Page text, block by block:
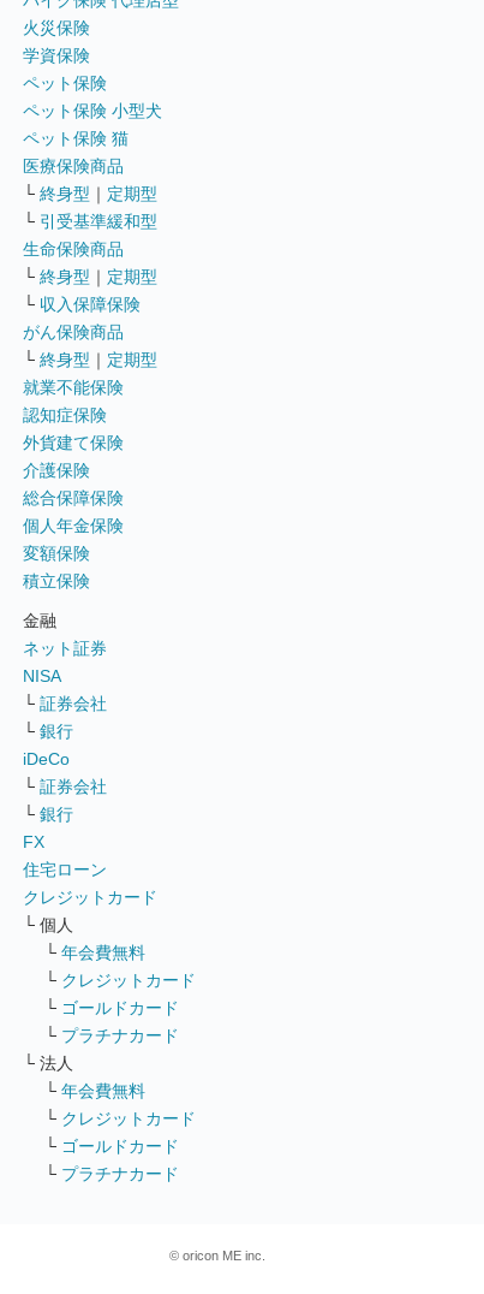
火災保険
学資保険
ペット保険
ペット保険 小型犬
ペット保険 猫
医療保険商品
└ 終身型 ｜ 定期型
└ 引受基準緩和型
生命保険商品
└ 終身型 ｜ 定期型
└ 収入保障保険
がん保険商品
└ 終身型 ｜ 定期型
就業不能保険
認知症保険
外貨建て保険
介護保険
総合保障保険
個人年金保険
変額保険
積立保険
金融
ネット証券
NISA
└ 証券会社
└ 銀行
iDeCo
└ 証券会社
└ 銀行
FX
住宅ローン
クレジットカード
└ 個人
└ 年会費無料
└ クレジットカード
└ ゴールドカード
└ プラチナカード
└ 法人
└ 年会費無料
└ クレジットカード
└ ゴールドカード
└ プラチナカード
© oricon ME inc.